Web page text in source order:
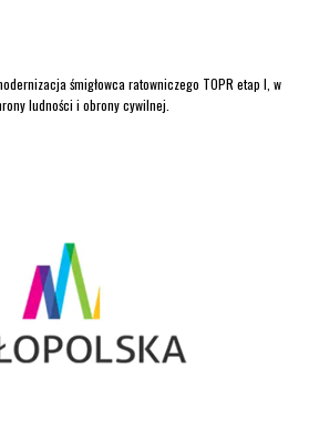
śmigłowca ratowniczego TOPR etap I, w
ludności i obrony cywilnej.